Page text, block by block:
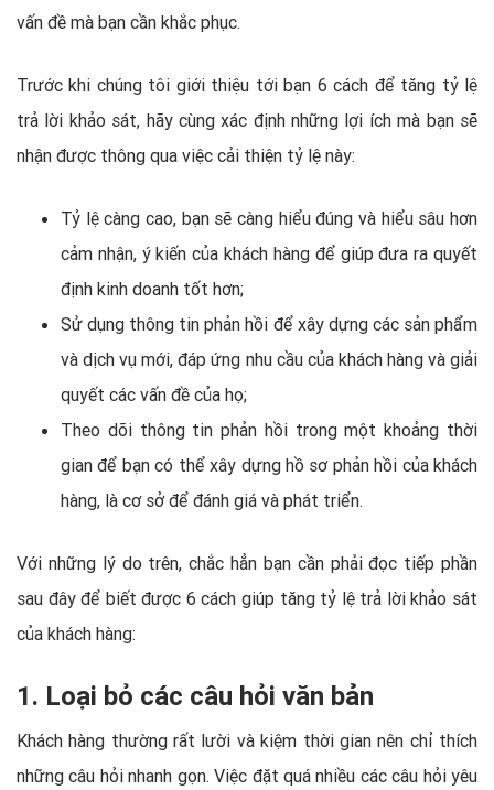
vấn đề mà bạn cần khắc phục.
Trước khi chúng tôi giới thiệu tới bạn 6 cách để tăng tỷ lệ
trả lời khảo sát, hãy cùng xác định những lợi ích mà bạn sẽ
nhận được thông qua việc cải thiện tỷ lệ này:
Tỷ lệ càng cao, bạn sẽ càng hiểu đúng và hiểu sâu hơn
cảm nhận, ý kiến của khách hàng để giúp đưa ra quyết
định kinh doanh tốt hơn;
Sử dụng thông tin phản hồi để xây dựng các sản phẩm
và dịch vụ mới, đáp ứng nhu cầu của khách hàng và giải
quyết các vấn đề của họ;
Theo dõi thông tin phản hồi trong một khoảng thời
gian để bạn có thể xây dựng hồ sơ phản hồi của khách
hàng, là cơ sở để đánh giá và phát triển.
Với những lý do trên, chắc hẳn bạn cần phải đọc tiếp phần
sau đây để biết được 6 cách giúp tăng tỷ lệ trả lời khảo sát
của khách hàng:
1. Loại bỏ các câu hỏi văn bản
Khách hàng thường rất lười và kiệm thời gian nên chỉ thích
những câu hỏi nhanh gọn. Việc đặt quá nhiều các câu hỏi yêu